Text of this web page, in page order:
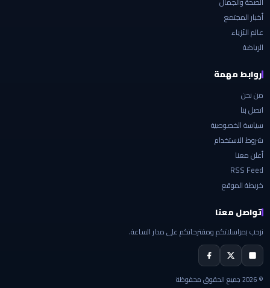
أخبار المجتمع
عالم الأزياء
الرياضة
روابط مهمة
من نحن
اتصل بنا
سياسة الخصوصية
شروط الاستخدام
أعلن معنا
RSS Feed
خريطة الموقع
تواصل معنا
نرحب بمراسلاتكم ومقترحاتكم على مدار الساعة.
© 2026 جميع الحقوق محفوظة